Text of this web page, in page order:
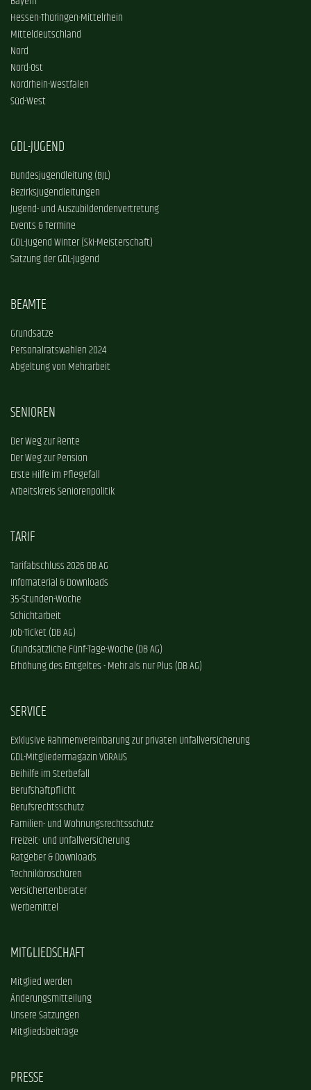
Hessen-Thüringen-Mittelrhein
Mitteldeutschland
Nord
Nord-Ost
Nordrhein-Westfalen
Süd-West
GDL-JUGEND
Bundesjugendleitung (BJL)
Bezirksjugendleitungen
Jugend- und Auszubildendenvertretung
Events & Termine
GDL-Jugend Winter (Ski-Meisterschaft)
Satzung der GDL-Jugend
BEAMTE
Grundsätze
Personalratswahlen 2024
Abgeltung von Mehrarbeit
SENIOREN
Der Weg zur Rente
Der Weg zur Pension
Erste Hilfe im Pflegefall
Arbeitskreis Seniorenpolitik
TARIF
Tarifabschluss 2026 DB AG
Infomaterial & Downloads
35-Stunden-Woche
Schichtarbeit
Job-Ticket (DB AG)
Grundsätzliche Fünf-Tage-Woche (DB AG)
Erhöhung des Entgeltes - Mehr als nur Plus (DB AG)
SERVICE
Exklusive Rahmenvereinbarung zur privaten Unfallversicherung
GDL-Mitgliedermagazin VORAUS
Beihilfe im Sterbefall
Berufshaftpflicht
Berufsrechtsschutz
Familien- und Wohnungsrechtsschutz
Freizeit- und Unfallversicherung
Ratgeber & Downloads
Technikbroschüren
Versichertenberater
Werbemittel
MITGLIEDSCHAFT
Mitglied werden
Änderungsmitteilung
Unsere Satzungen
Mitgliedsbeiträge
PRESSE